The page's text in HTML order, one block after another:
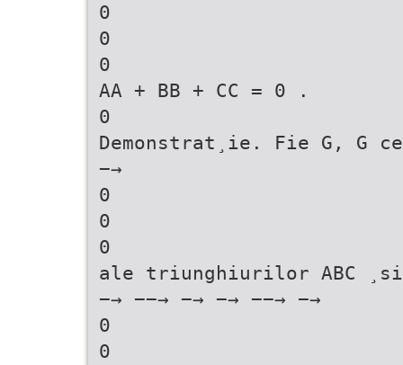
0
0
0
AA + BB + CC = 0 .
0
Demonstrat¸ie. Fie G, G
−→
0
0
0
ale triunghiurilor ABC ¸si
−→ −−→ −→ −→ −−→ −→
0
0